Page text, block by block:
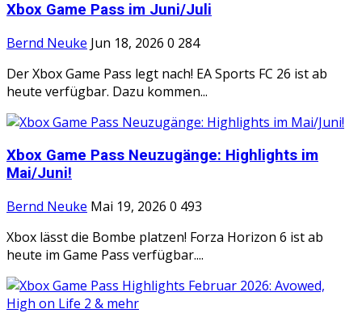
Xbox Game Pass im Juni/Juli
Bernd Neuke Jun 18, 2026 0 284
Der Xbox Game Pass legt nach! EA Sports FC 26 ist ab
heute verfügbar. Dazu kommen...
Xbox Game Pass Neuzugänge: Highlights im
Mai/Juni!
Bernd Neuke Mai 19, 2026 0 493
Xbox lässt die Bombe platzen! Forza Horizon 6 ist ab
heute im Game Pass verfügbar....